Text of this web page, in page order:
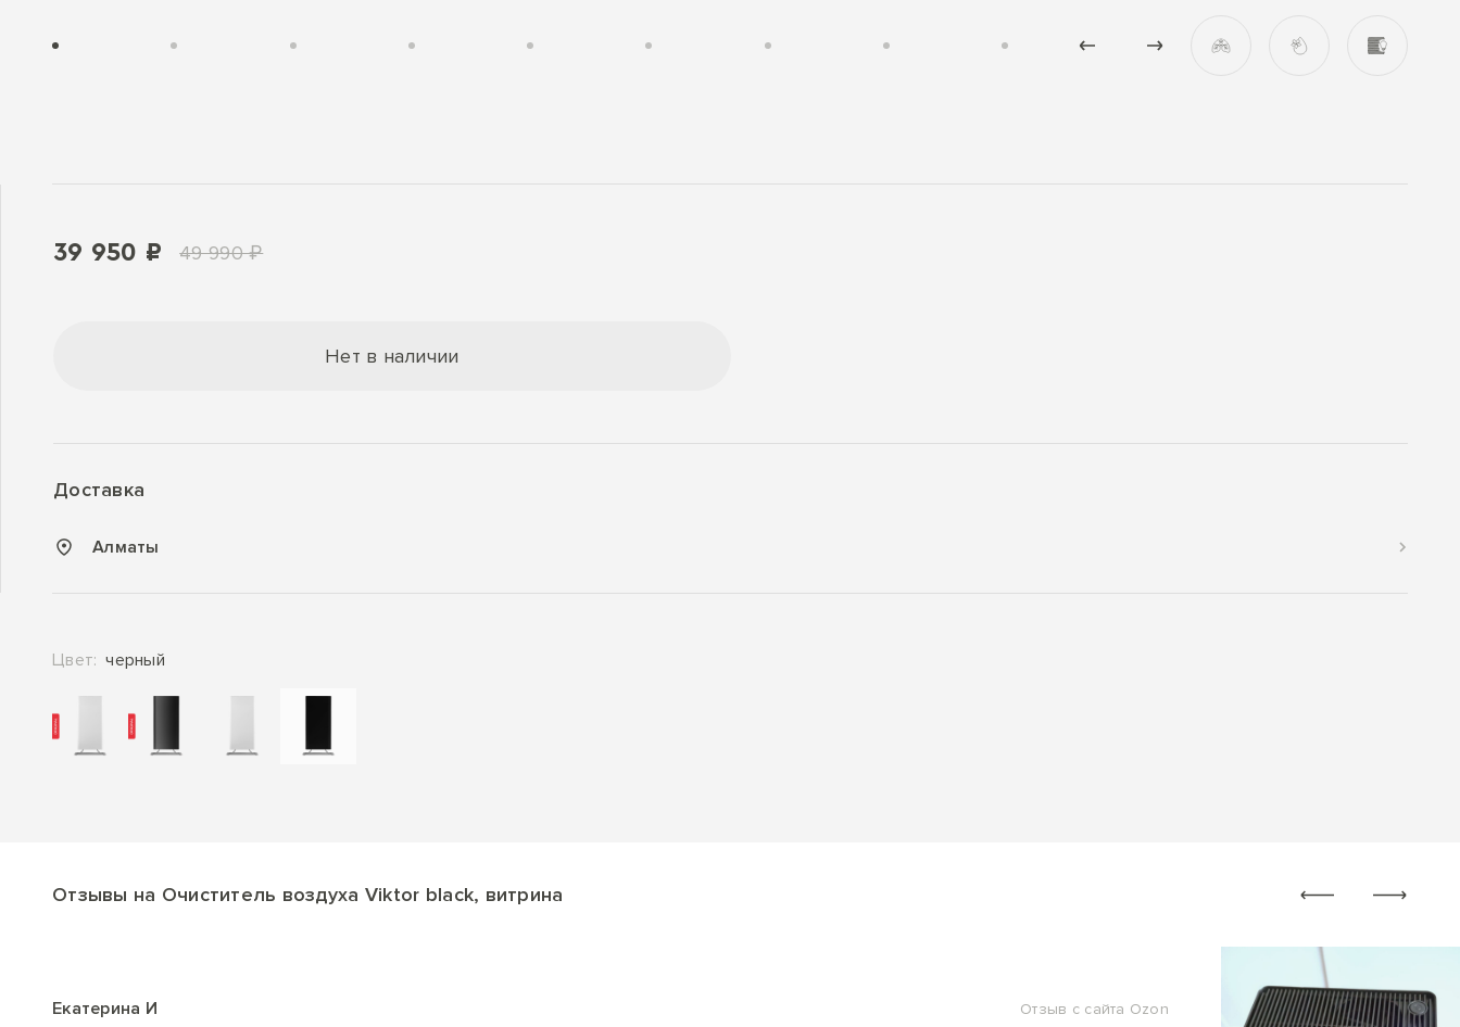
Цвет: черный
39 950 ₽ 49 990 ₽
Нет в наличии
Доставка
Алматы
Отзывы на Очиститель воздуха Viktor black, витрина
Екатерина И Отзыв с сайта Ozon